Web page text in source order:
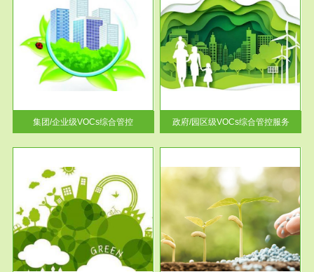
集团/企业级VOCs综合管控
服务范围
政府/园区级VOCs综合管控服务
根据《石化行业挥发性有机物综
合整治方案》文件要求，到2017
年，全...
政府/园区级VOCs综合管控服务
服务范围
土壤修复